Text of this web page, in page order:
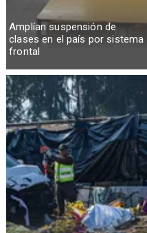
Amplían suspensión de
clases en el país por sistema
frontal